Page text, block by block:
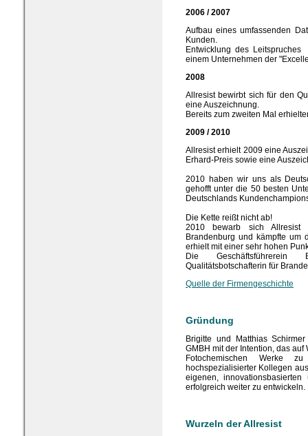
2006 / 2007
Aufbau eines umfassenden
Kunden.
Entwicklung des
einem Unternehmen der
2008
Allresist bewirbt sich für den
eine Auszeichnung.
Bereits zum zweiten Mal
2009 / 2010
Allresist erhielt 2009 eine
Erhard-Preis sowie eine
2010 haben wir uns als
gehofft unter die 50 besten
Deutschlands
Die Kette reißt nicht ab!
2010 bewarb sich Allresist
Brandenburg und kämpfte um
erhielt mit einer sehr hohen
Die
Qualitätsbotschafterin für
Quelle der Firmengeschichte
Gründung
Brigitte und Matthias
GMBH mit der Intention, das
Fotochemischen Werke
hochspezialisierter Kollegen
eigenen, innovationsbasierten
erfolgreich weiter zu entwickeln.
Wurzeln der Allresist